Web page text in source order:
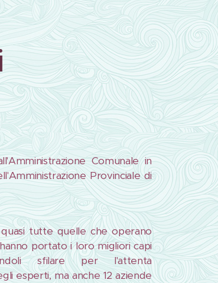
Comunale in
Provinciale di
tutte quelle che operano
portato i loro migliori capi
sfilare per l'attenta
esperti, ma anche 12 aziende